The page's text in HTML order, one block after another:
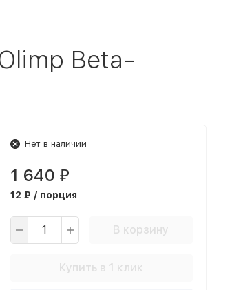
Beta-
Нет в наличии
1 640 ₽
12 ₽ / порция
В корзину
Купить в 1 клик